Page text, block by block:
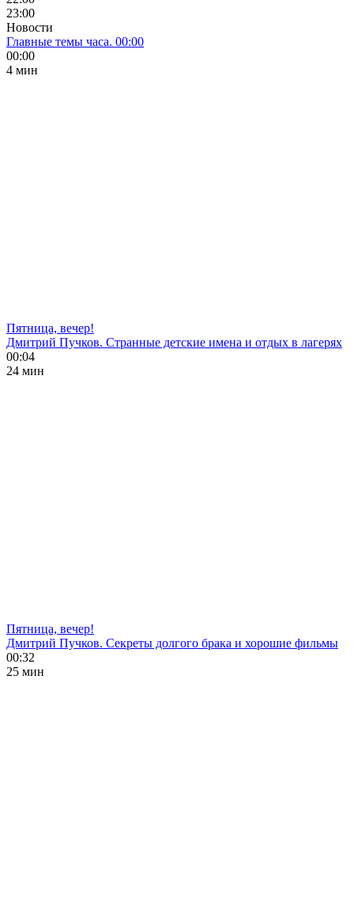
23:00
Новости
Главные темы часа. 00:00
00:00
4 мин
Пятница, вечер!
Дмитрий Пучков. Странные детские имена и отдых в лагерях
00:04
24 мин
Пятница, вечер!
Дмитрий Пучков. Секреты долгого брака и хорошие фильмы
00:32
25 мин